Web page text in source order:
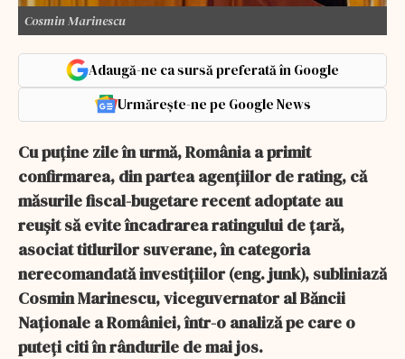
Cosmin Marinescu
Adaugă-ne ca sursă preferată în Google
Urmărește-ne pe Google News
Cu puține zile în urmă, România a primit
confirmarea, din partea agențiilor de rating, că
măsurile fiscal-bugetare recent adoptate au
reușit să evite încadrarea ratingului de țară,
asociat titlurilor suverane, în categoria
nerecomandată investițiilor (eng. junk), subliniază
Cosmin Marinescu, viceguvernator al Băncii
Naţionale a României, într-o analiză pe care o
puteţi citi în rândurile de mai jos.